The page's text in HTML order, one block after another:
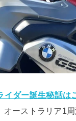
イダー誕生秘話は
オーストラリア1